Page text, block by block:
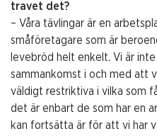
travet det?
– Våra tävlingar är en
småföretagare som är
levebröd helt enkelt. Vi är
sammankomst i och med att
väldigt restriktiva i vilka som
det är enbart de som har en
kan fortsätta är för att vi har